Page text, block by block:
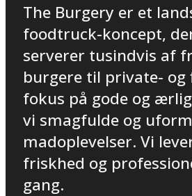
The Burgery er et
foodtruck-koncept,
serverer tusindvis af
burgere til private-
fokus på gode og
vi smagfulde og
madoplevelser. Vi
friskhed og
gang.